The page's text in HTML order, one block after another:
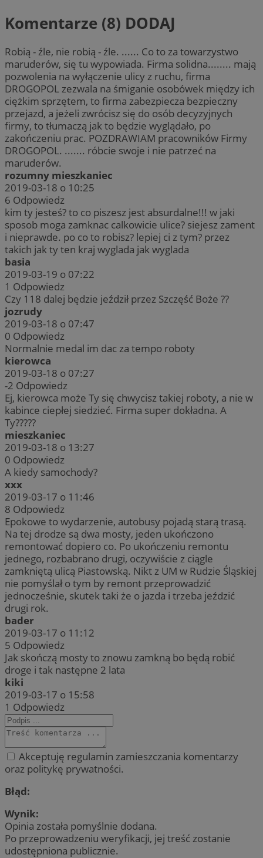
Komentarze (8) DODAJ
Robią - źle, nie robią - źle. ...... Co to za towarzystwo
maruderów, się tu wypowiada. Firma solidna........ mają
pozwolenia na wyłączenie ulicy z ruchu, firma
DROGOPOL zezwala na śmiganie osobówek między ich
ciężkim sprzętem, to firma zabezpiecza bezpieczny
przejazd, a jeżeli zwrócisz się do osób decyzyjnych
firmy, to tłumaczą jak to będzie wyglądało, po
zakończeniu prac. POZDRAWIAM pracowników Firmy
DROGOPOL. ....... róbcie swoje i nie patrzeć na
maruderów.
rozumny mieszkaniec
2019-03-18 o 10:25
6 Odpowiedz
kim ty jesteś? to co piszesz jest absurdalne!!! w jaki
sposob moga zamknac calkowicie ulice? siejesz zament
i nieprawde. po co to robisz? lepiej ci z tym? przez
takich jak ty ten kraj wyglada jak wyglada
basia
2019-03-19 o 07:22
1 Odpowiedz
Czy 118 dalej będzie jeździł przez Szczęść Boże ??
jozrudy
2019-03-18 o 07:47
0 Odpowiedz
Normalnie medal im dac za tempo roboty
kierowca
2019-03-18 o 07:27
-2 Odpowiedz
Ej, kierowca może Ty się chwycisz takiej roboty, a nie w
kabince ciepłej siedzieć. Firma super dokładna. A
Ty?????
mieszkaniec
2019-03-18 o 13:27
0 Odpowiedz
A kiedy samochody?
xxx
2019-03-17 o 11:46
8 Odpowiedz
Epokowe to wydarzenie, autobusy pojadą starą trasą.
Na tej drodze są dwa mosty, jeden ukończono
remontować dopiero co. Po ukończeniu remontu
jednego, rozbabrano drugi, oczywiście z ciągle
zamkniętą ulicą Piastowską. Nikt z UM w Rudzie Śląskiej
nie pomyślał o tym by remont przeprowadzić
jednocześnie, skutek taki że o jazda i trzeba jeździć
drugi rok.
bader
2019-03-17 o 11:12
5 Odpowiedz
Jak skończą mosty to znowu zamkną bo będą robić
droge i tak następne 2 lata
kiki
2019-03-17 o 15:58
1 Odpowiedz
Akceptuję regulamin zamieszczania komentarzy
oraz politykę prywatności.
Błąd:
Wynik:
Opinia została pomyślnie dodana.
Po przeprowadzeniu weryfikacji, jej treść zostanie
udostępniona publicznie.